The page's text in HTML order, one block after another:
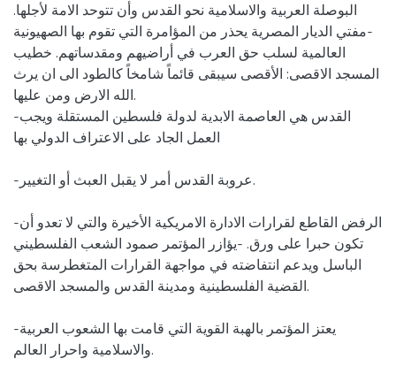
البوصلة العربية والاسلامية نحو القدس وأن تتوحد الامة لأجلها.
-مفتي الديار المصرية يحذر من المؤامرة التي تقوم بها الصهيونية
العالمية لسلب حق العرب في أراضيهم ومقدساتهم. خطيب
المسجد الاقصى: الأقصى سيبقى قائماً شامخاً كالطود الى ان يرث
الله الارض ومن عليها.
-القدس هي العاصمة الابدية لدولة فلسطين المستقلة ويجب
العمل الجاد على الاعتراف الدولي بها
-عروبة القدس أمر لا يقبل العبث أو التغيير.
-الرفض القاطع لقرارات الادارة الامريكية الأخيرة والتي لا تعدو أن
تكون حبرا على ورق. -يؤازر المؤتمر صمود الشعب الفلسطيني
الباسل ويدعم انتفاضته في مواجهة القرارات المتغطرسة بحق
القضية الفلسطينية ومدينة القدس والمسجد الاقصى.
-يعتز المؤتمر بالهبة القوية التي قامت بها الشعوب العربية
والاسلامية واحرار العالم.